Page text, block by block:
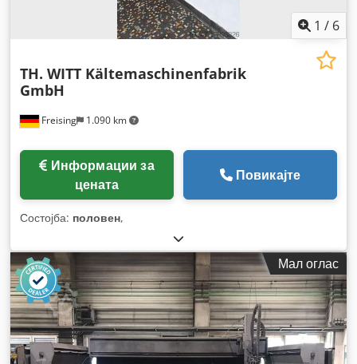
1 / 6
Freising 1.090 km
TH. WITT Kältemaschinenfabrik
GmbH
цената
Повикајте
Состојба: половен,
Мал оглас